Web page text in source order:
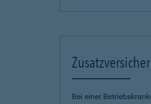
Bei einer